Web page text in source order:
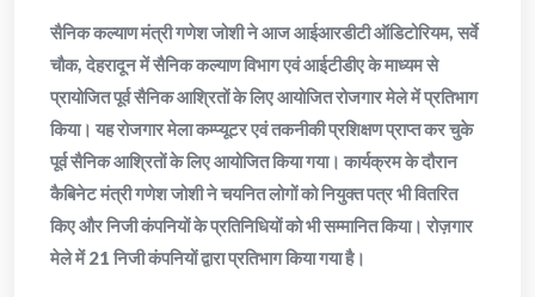
सैनिक कल्याण मंत्री गणेश जोशी ने आज आईआरडीटी ऑडिटोरियम, सर्वे
चौक, देहरादून में सैनिक कल्याण विभाग एवं आईटीडीए के माध्यम से
प्रायोजित पूर्व सैनिक आश्रितों के लिए आयोजित रोजगार मेले में प्रतिभाग
किया। यह रोजगार मेला कम्प्यूटर एवं तकनीकी प्रशिक्षण प्राप्त कर चुके
पूर्व सैनिक आश्रितों के लिए आयोजित किया गया। कार्यक्रम के दौरान
कैबिनेट मंत्री गणेश जोशी ने चयनित लोगों को नियुक्त पत्र भी वितरित
किए और निजी कंपनियों के प्रतिनिधियों को भी सम्मानित किया। रोज़गार
मेले में 21 निजी कंपनियों द्वारा प्रतिभाग किया गया है।